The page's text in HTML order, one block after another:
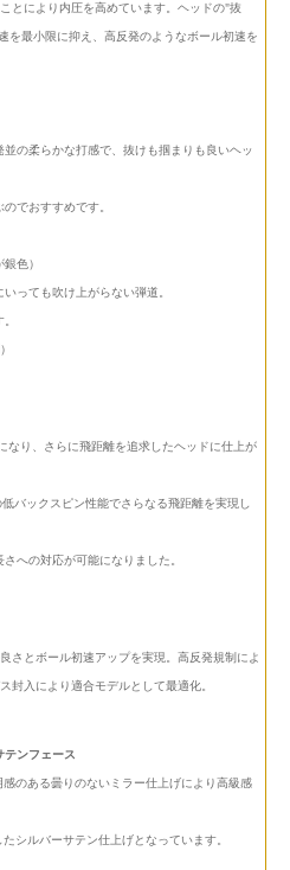
とにより内圧を高めています。ヘッドの"抜
を最小限に抑え、高反発のようなボール初速を
の柔らかな打感で、抜けも掴まりも良いヘッ
でおすすめです。
色）
っても吹け上がらない弾道。
なり、さらに飛距離を追求したヘッドに仕上が
バックスピン性能でさらなる飛距離を実現し
への対応が可能になりました。
さとボール初速アップを実現。高反発規制によ
封入により適合モデルとして最適化。
テンフェース
のある曇りのないミラー仕上げにより高級感
シルバーサテン仕上げとなっています。